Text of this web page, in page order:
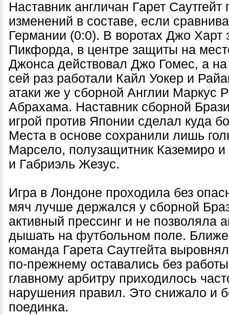
Наставник англичан Гарет Саутгейт
изменений в составе, если
Германии (0:0). В воротах Джо
Пикфорда, в центре защиты на
Джонса действовал Джо Гомес, а на
сей раз работали Кайл Уокер и
атаки же у сборной Англии
Абрахама. Наставник сборной
игрой против Японии сделал куда
Места в основе сохранили лишь
Марсело, полузащитник Каземиро
и Габриэль Жезус.
Игра в Лондоне проходила без
мяч лучше держался у сборной
активный прессинг и не позволяла
дышать на футбольном поле. Ближе
команда Гарета Саутгейта
по-прежнему оставались без
главному арбитру приходилось
нарушения правил. Это снижало и
поединка.